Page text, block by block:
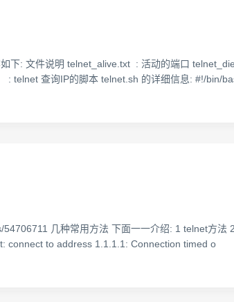
如下: 文件说明 telnet_alive.txt : 活动的端口
查询IP的脚本 telnet.sh 的详细信息: #!/bin/
几种常用方法 下面一一介绍: 1 telnet方
connect to address 1.1.1.1: Connection timed o